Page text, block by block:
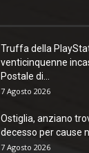
Truffa della
venticinquenne
Postale di...
7 Agosto 2026
Ostiglia, anziano
decesso per cause
7 Agosto 2026